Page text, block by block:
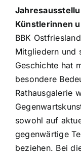
Künstlerinnen
BBK
Mitgliedern und
Geschichte hat
besondere
Rathausgalerie
sowohl auf
gegenwärtige
beziehen. Bei